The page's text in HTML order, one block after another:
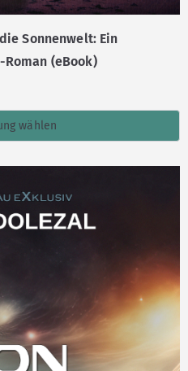
Sonnenwelt: Ein
(eBook)
wählen